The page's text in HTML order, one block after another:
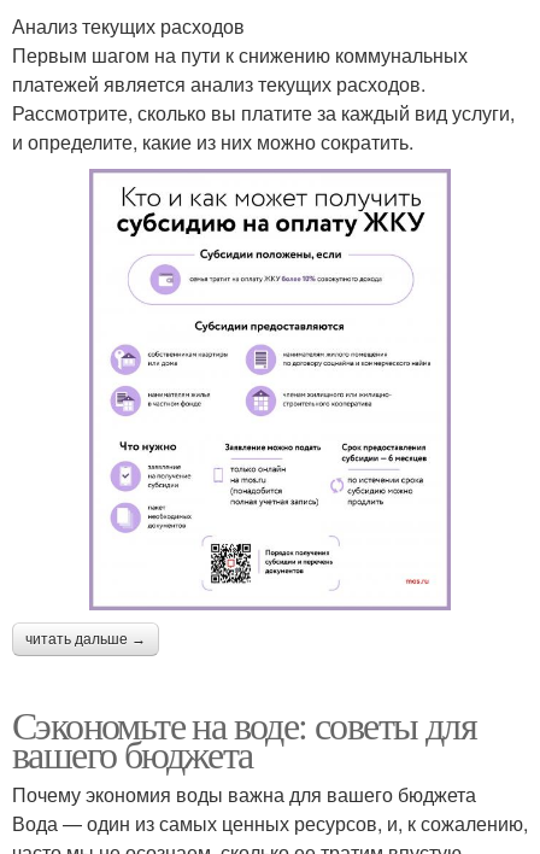
Анализ текущих расходов
Первым шагом на пути к снижению коммунальных
платежей является анализ текущих расходов.
Рассмотрите, сколько вы платите за каждый вид услуги,
и определите, какие из них можно сократить.
читать дальше →
Сэкономьте на воде: советы для
вашего бюджета
Почему экономия воды важна для вашего бюджета
Вода — один из самых ценных ресурсов, и, к сожалению,